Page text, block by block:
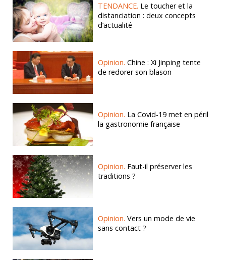
TENDANCE. Le toucher et la
distanciation : deux concepts
d’actualité
Opinion. Chine : Xi Jinping tente
de redorer son blason
Opinion. La Covid-19 met en péril
la gastronomie française
Opinion. Faut-il préserver les
traditions ?
Opinion. Vers un mode de vie
sans contact ?